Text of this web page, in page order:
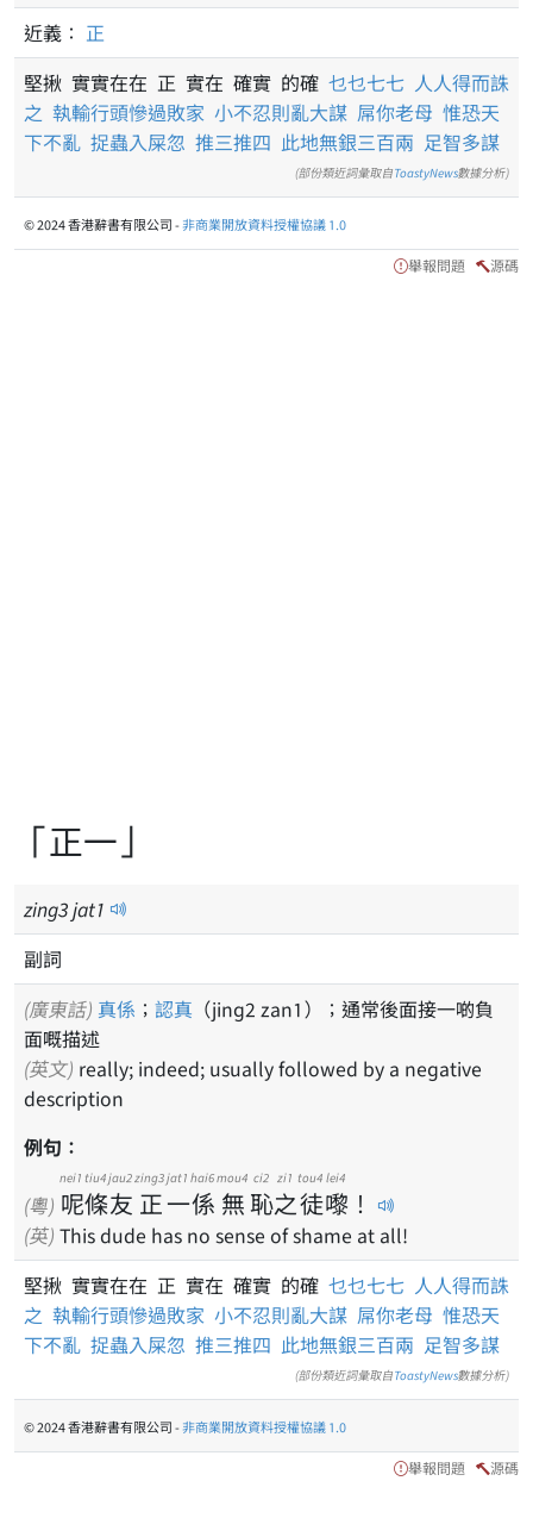
近義： 正
堅揪 實實在在 正 實在 確實 的確 乜乜七七 人人得而誅
之 執輸行頭慘過敗家 小不忍則亂大謀 屌你老母 惟恐天
下不亂 捉蟲入屎忽 推三推四 此地無銀三百兩 足智多謀
(部份類近詞彙取自ToastyNews數據分析)
© 2024 香港辭書有限公司 -非商業開放資料授權協議 1.0
舉報問題 源碼
「正一」
zing3jat1
副詞
(廣東話) 真係 ； 認真 （jing2 zan1）；通常後面接一啲負
面嘅描述
(英文)
description
例句：
(粵) 呢
nei1
條
tiu4
友
jau2
正
zing3
一
jat1
係
hai6
無
mou4
恥
ci2
之
zi1
徒
tou4
嚟
lei4
！
(英) This dude has no sense of shame at all!
堅揪 實實在在 正 實在 確實 的確 乜乜七七 人人得而誅
之 執輸行頭慘過敗家 小不忍則亂大謀 屌你老母 惟恐天
下不亂 捉蟲入屎忽 推三推四 此地無銀三百兩 足智多謀
(部份類近詞彙取自ToastyNews數據分析)
© 2024 香港辭書有限公司 -非商業開放資料授權協議 1.0
舉報問題 源碼